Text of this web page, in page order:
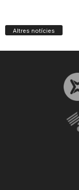
Altres notícies